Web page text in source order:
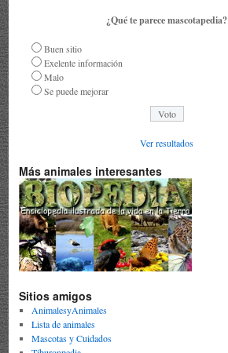
¿Qué te parece mascotapedia?
Buen sitio
Exelente información
Malo
Se puede mejorar
Ver resultados
Más animales interesantes
Sitios amigos
AnimalesyAnimales
Lista de animales
Mascotas y Cuidados